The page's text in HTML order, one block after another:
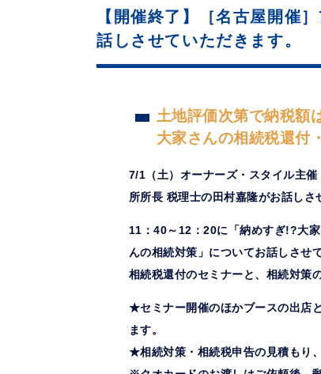
【開催終了】［名古屋開催
話しさせていただきます。
土地評価次第で納税額
大家さんの相続税還付
7/1（土）オーナーズ・スタイル主
所所長 税理士の田村嘉隆がお話しさ
11：40～12：20に「納めすぎ!?大
んの相続対策」についてお話しさせ
相続税還付のセミナーと、相続対策
★セミナー開催のほかブースの出店
ます。
★相続対策・相続税申告の見積もり